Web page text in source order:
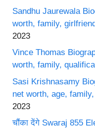
Sandhu Jaurewala
worth, family,
2023
Vince Thomas
worth, family,
Sasi Krishnasamy
net worth, age,
2023
चौंका देंगे Swaraj 855